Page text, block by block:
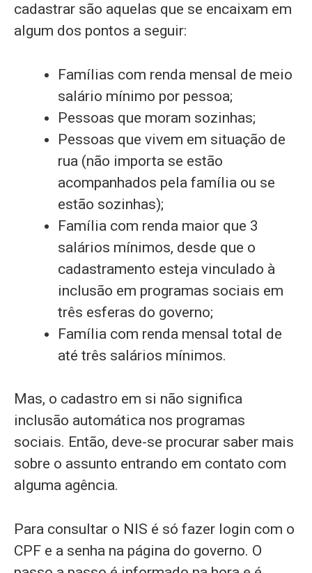
cadastrar são aquelas que se encaixam em
algum dos pontos a seguir:
Famílias com renda mensal de meio
salário mínimo por pessoa;
Pessoas que moram sozinhas;
Pessoas que vivem em situação de
rua (não importa se estão
acompanhados pela família ou se
estão sozinhas);
Família com renda maior que 3
salários mínimos, desde que o
cadastramento esteja vinculado à
inclusão em programas sociais em
três esferas do governo;
Família com renda mensal total de
até três salários mínimos.
Mas, o cadastro em si não significa
inclusão automática nos programas
sociais. Então, deve-se procurar saber mais
sobre o assunto entrando em contato com
alguma agência.
Para consultar o NIS é só fazer login com o
CPF e a senha na página do governo. O